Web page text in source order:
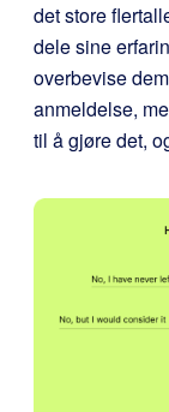
det store
dele sine
overbevise
anmeldelse,
til å gjøre det,